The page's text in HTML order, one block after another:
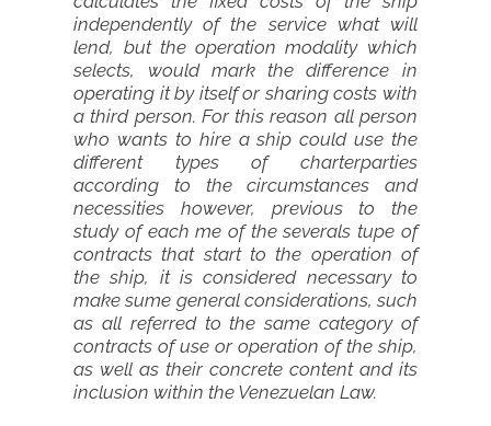
independently of the service what will
lend, but the operation modality which
selects, would mark the difference in
operating it by itself or sharing costs with
a third person. For this reason all person
who wants to hire a ship could use the
different types of charterparties
according to the circumstances and
necessities however, previous to the
study of each me of the severals tupe of
contracts that start to the operation of
the ship, it is considered necessary to
make sume general considerations, such
as all referred to the same category of
contracts of use or operation of the ship,
as well as their concrete content and its
inclusion within the Venezuelan Law.